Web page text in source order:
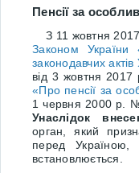
Пенсії за
З 11 жовтня 2017
Законом України
законодавчих
від 3 жовтня 2017
«Про пенсії за
1 червня 2000 р.
Унаслідок
орган, який
перед
встановлюється.